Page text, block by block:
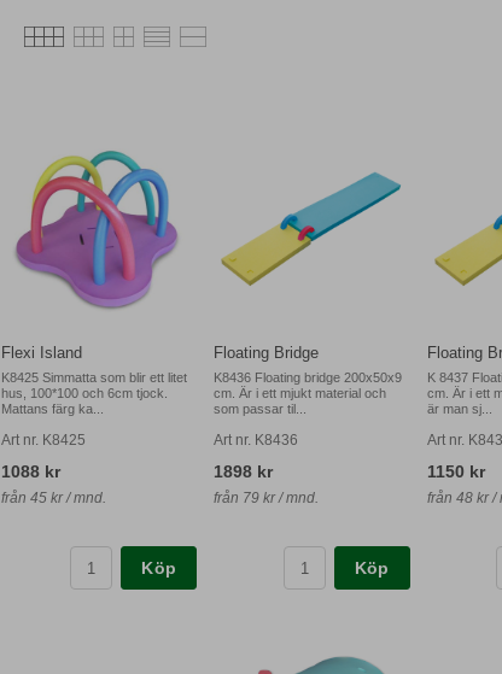
Flexi Island
K8425 Simmatta som blir ett litet
hus, 100*100 och 6cm tjock.
Mattans färg ka...
Art nr. K8425
1088 kr
från 45 kr / mnd.
Köp
Floating Bridge
K8436 Floating bridge 200x50x9
cm. Är i ett mjukt material och
som passar til...
Art nr. K8436
1898 kr
från 79 kr / mnd.
Köp
Floating
K 8437
cm. Är i ett
är man sj...
Art nr.
1150 kr
från 48 kr /